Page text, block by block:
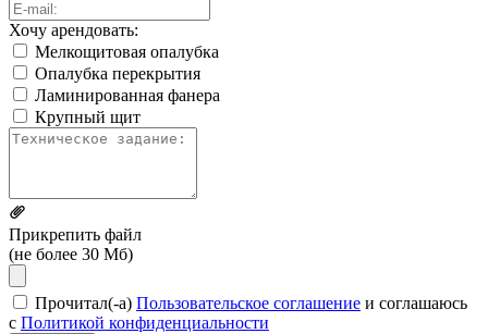
Хочу арендовать:
Мелкощитовая опалубка
Опалубка перекрытия
Ламинированная фанера
Крупный щит
Прикрепить файл
(не более 30 Мб)
Прочитал(-а) Пользовательское соглашение и соглашаюсь
с Политикой конфиденциальности